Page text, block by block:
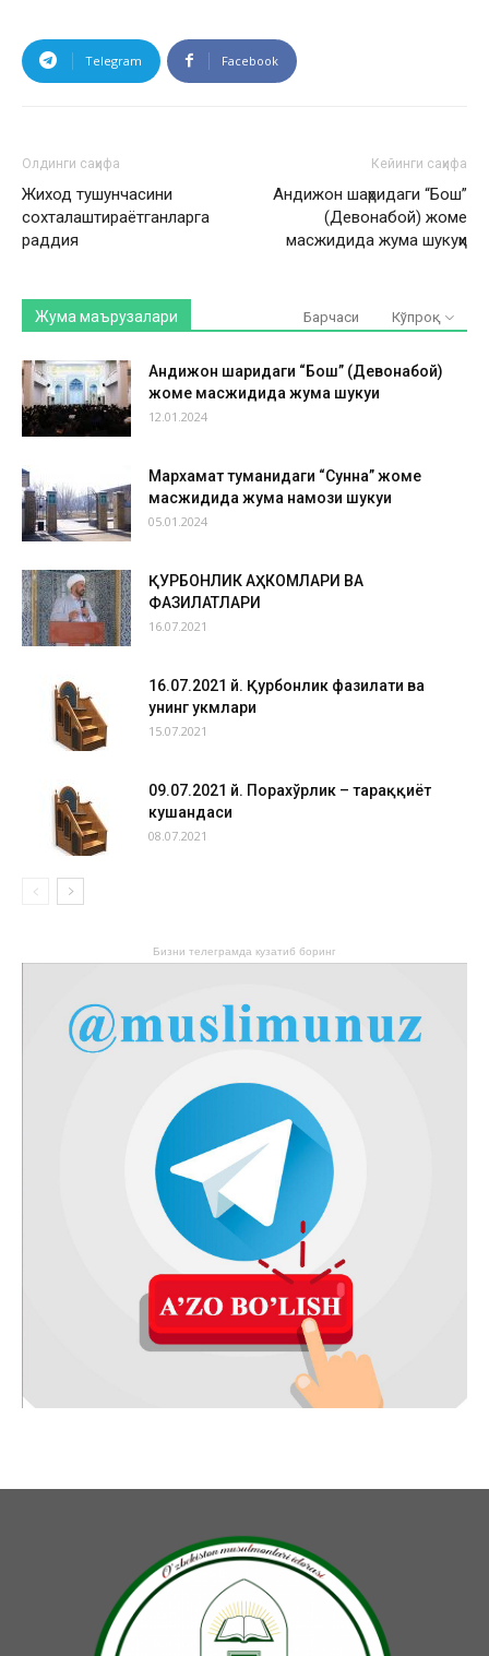
Telegram Facebook
Олдинги саҳифа
Жиход тушунчасини
сохталаштираётганларга
раддия
Кейинги саҳифа
Андижон шаҳридаги “Бош”
(Девонабой) жоме
масжидида жума шукуҳи
Жума маърузалари Барчаси Кўпроқ
Андижон шаҳридаги “Бош” (Девонабой)
жоме масжидида жума шукуҳи
12.01.2024
Мархамат туманидаги “Сунна” жоме
масжидида жума намози шукуҳи
05.01.2024
ҚУРБОНЛИК АҲКОМЛАРИ ВА
ФАЗИЛАТЛАРИ
16.07.2021
16.07.2021 й. Қурбонлик фазилати ва
унинг ҳукмлари
15.07.2021
09.07.2021 й. Порахўрлик – тараққиёт
кушандаси
08.07.2021
Бизни телеграмда кузатиб боринг